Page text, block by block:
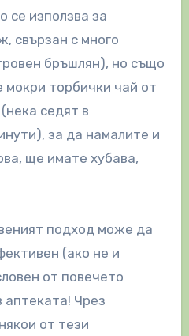
се използва за
свързан с много
бръшлян), но също
торбички чай от
седят в
за да намалите и
ще имате хубава,
подход може да
(ако не и
от повечето
аптеката! Чрез
от тези